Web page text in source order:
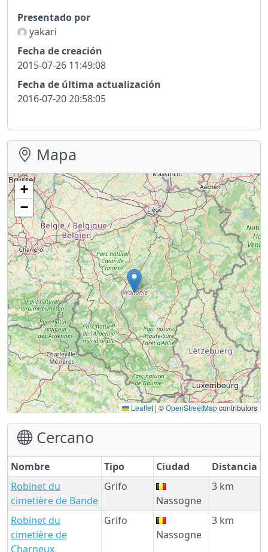
Presentado por
yakari
Fecha de creación
2015-07-26 11:49:08
Fecha de última actualización
2016-07-20 20:58:05
Mapa
+
−
Leaflet | ©OpenStreetMapcontributors
Cercano
Nombre Tipo Ciudad
Distancia
Robinet du
cimetière de Bande
Grifo
Nassogne
3 km
Robinet du
cimetière de
Charneux
Grifo
Nassogne
3 km